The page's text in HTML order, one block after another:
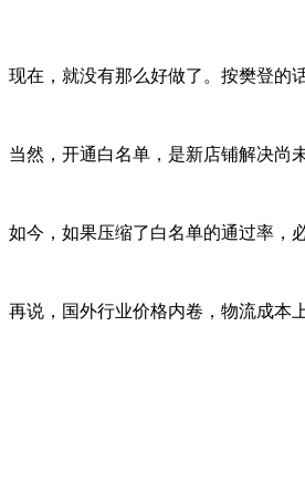
现在，就没有那么好做了。按樊登的
当然，开通白名单，是新店铺解决尚
如今，如果压缩了白名单的通过率，
再说，国外行业价格内卷，物流成本